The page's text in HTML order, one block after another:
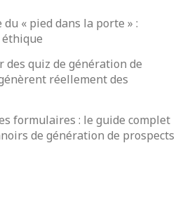
« pied dans la porte » :
des quiz de génération de
réellement des
formulaires : le guide complet
de génération de prospects